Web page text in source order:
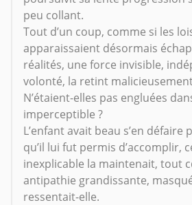
peu collant.
Tout d’un coup, comme si les
apparaissaient désormais
réalités, une force invisible,
volonté, la retint
N’étaient-elles pas engluées
imperceptible ?
L’enfant avait beau s’en défaire
qu’il lui fut permis d’accomplir,
inexplicable la maintenait, tout
antipathie grandissante,
ressentait-elle.